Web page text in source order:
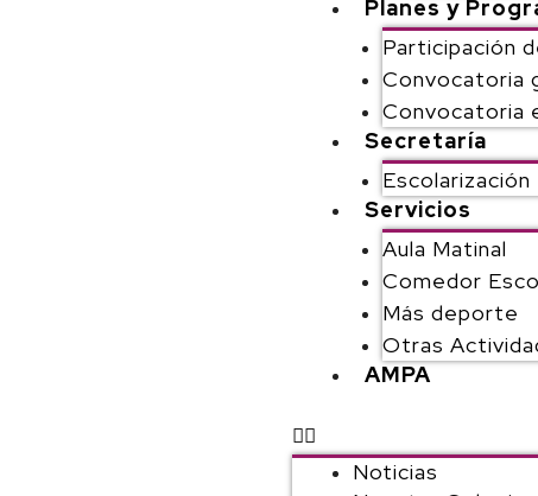
Planes y
Participación
Convocatoria
Convocatoria
Secretaría
Escolarización
Servicios
Aula Matinal
Comedor
Más deporte
Otras
AMPA
Noticias